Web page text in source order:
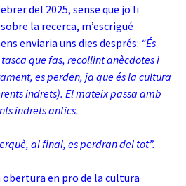
del 2025, sense que jo li
la recerca, m’escrigué
enviaria uns dies després: “És
que fas, recollint anècdotes i
es perden, ja que és la cultura
indrets). El mateix passa amb
indrets antics.
al final, es perdran del tot”.
en pro de la cultura